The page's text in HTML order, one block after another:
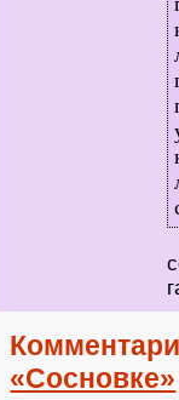
«Сосновке»